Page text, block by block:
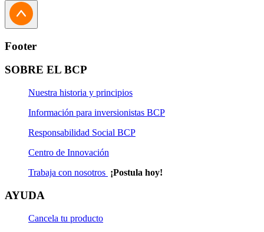
Footer
SOBRE EL BCP
Nuestra historia y principios
Información para inversionistas BCP
Responsabilidad Social BCP
Centro de Innovación
Trabaja con nosotros ¡Postula hoy!
AYUDA
Cancela tu producto